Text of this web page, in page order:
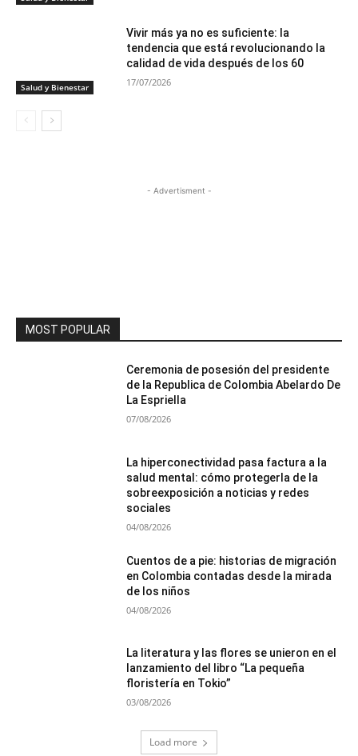
Salud y Bienestar
Vivir más ya no es suficiente: la
tendencia que está revolucionando la
calidad de vida después de los 60
17/07/2026
- Advertisment -
MOST POPULAR
Ceremonia de posesión del presidente
de la Republica de Colombia Abelardo De
La Espriella
07/08/2026
La hiperconectividad pasa factura a la
salud mental: cómo protegerla de la
sobreexposición a noticias y redes
sociales
04/08/2026
Cuentos de a pie: historias de migración
en Colombia contadas desde la mirada
de los niños
04/08/2026
La literatura y las flores se unieron en el
lanzamiento del libro “La pequeña
floristería en Tokio”
03/08/2026
Load more